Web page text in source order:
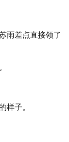
雨差点直接领了
样子。